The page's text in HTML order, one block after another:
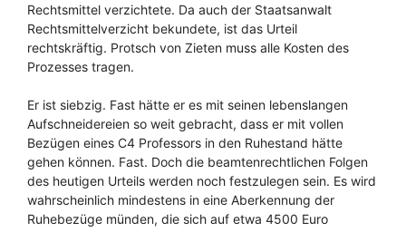
Rechtsmittel verzichtete. Da auch der Staatsanwalt
Rechtsmittelverzicht bekundete, ist das Urteil
rechtskräftig. Protsch von Zieten muss alle Kosten des
Prozesses tragen.
Er ist siebzig. Fast hätte er es mit seinen lebenslangen
Aufschneidereien so weit gebracht, dass er mit vollen
Bezügen eines C4 Professors in den Ruhestand hätte
gehen können. Fast. Doch die beamtenrechtlichen Folgen
des heutigen Urteils werden noch festzulegen sein. Es wird
wahrscheinlich mindestens in eine Aberkennung der
Ruhebezüge münden, die sich auf etwa 4500 Euro